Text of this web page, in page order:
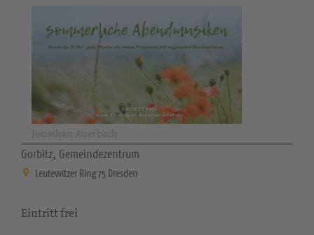
Gorbitz, Gemeindezentrum
Leutewitzer Ring 75 Dresden
Eintritt frei